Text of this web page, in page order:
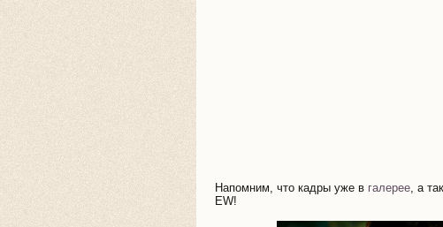
Напомним, что кадры уже в галерее, а
EW!